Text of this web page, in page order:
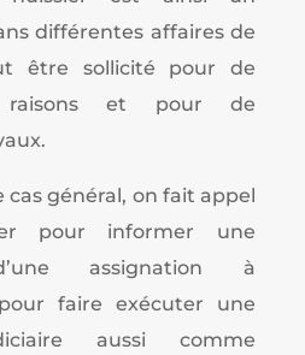
différentes affaires de
être sollicité pour de
raisons et pour de
général, on fait appel
pour informer une
assignation à
faire exécuter une
aussi comme